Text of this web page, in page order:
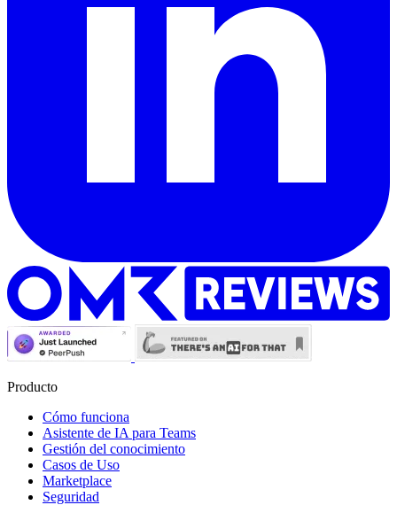
Producto
Cómo funciona
Asistente de IA para Teams
Gestión del conocimiento
Casos de Uso
Marketplace
Seguridad